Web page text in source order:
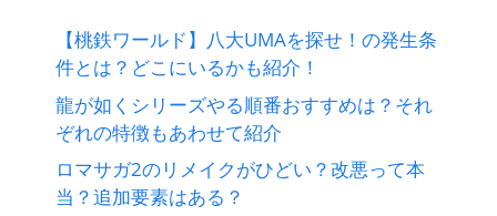
【桃鉄ワールド】八大UMAを探せ！の発生条
件とは？どこにいるかも紹介！
龍が如くシリーズやる順番おすすめは？それ
ぞれの特徴もあわせて紹介
ロマサガ2のリメイクがひどい？改悪って本
当？追加要素はある？